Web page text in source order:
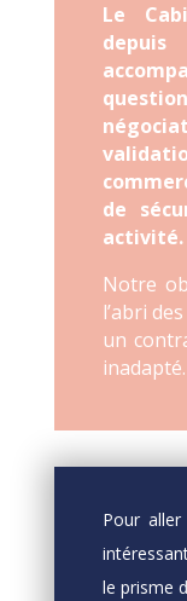
Le
de
activité.
Notre
l’abri
un
inadapté.
Pour
le prisme